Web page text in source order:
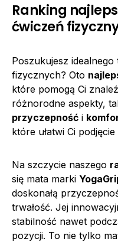
Ranking
ćwiczeń
Poszukujesz
fizycznych? Oto
które pomogą Ci
różnorodne aspekty,
przyczepność i
które ułatwi Ci podjęcie
Na szczycie naszego
się mata marki
doskonałą
trwałość. Jej
stabilność nawet
pozycji. To nie tylko